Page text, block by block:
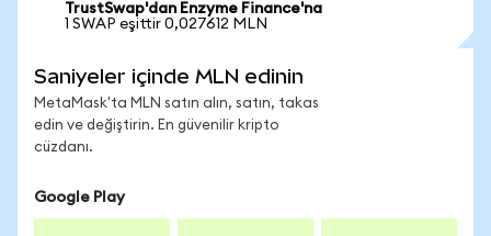
TrustSwap'dan Enzyme Finance'na
1 SWAP eşittir 0,027612 MLN
Saniyeler içinde MLN edinin
MetaMask'ta MLN satın alın, satın, takas
edin ve değiştirin. En güvenilir kripto
cüzdanı.
Google Play